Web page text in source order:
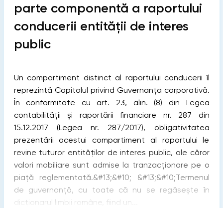
parte componentă a raportului
conducerii entității de interes
public
Un compartiment distinct al raportului conducerii îl
reprezintă Capitolul privind Guvernanța corporativă.
În conformitate cu art. 23, alin. (8) din Legea
contabilității și raportării financiare nr. 287 din
15.12.2017 (Legea nr. 287/2017), obligativitatea
prezentării acestui compartiment al raportului le
revine tuturor entităților de interes public, ale căror
valori mobiliare sunt admise la tranzacționare pe o
piață reglementată.&#13;&#10; &#13;&#10;Termenul
de guvernanță, cu toate că nu se regăsește în
dicționarul limbii române, fiind un...